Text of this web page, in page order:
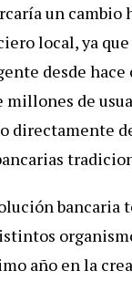
un cambio
local, ya
desde hace
de
directamente
bancaria
año en la